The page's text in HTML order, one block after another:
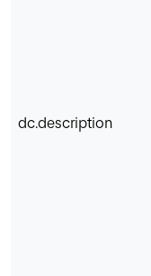
dc.description